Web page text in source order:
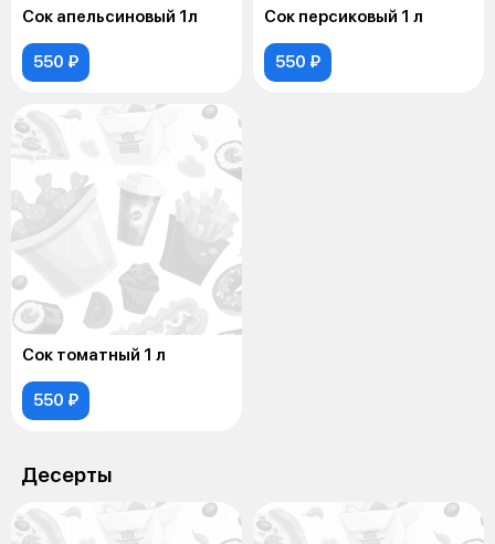
Сок апельсиновый 1л
550 ₽
Сок персиковый 1 л
550 ₽
Сок томатный 1 л
550 ₽
Десерты